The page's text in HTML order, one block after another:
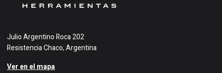
Julio Argentino Roca 202
Resistencia Chaco, Argentina
Ver en el mapa